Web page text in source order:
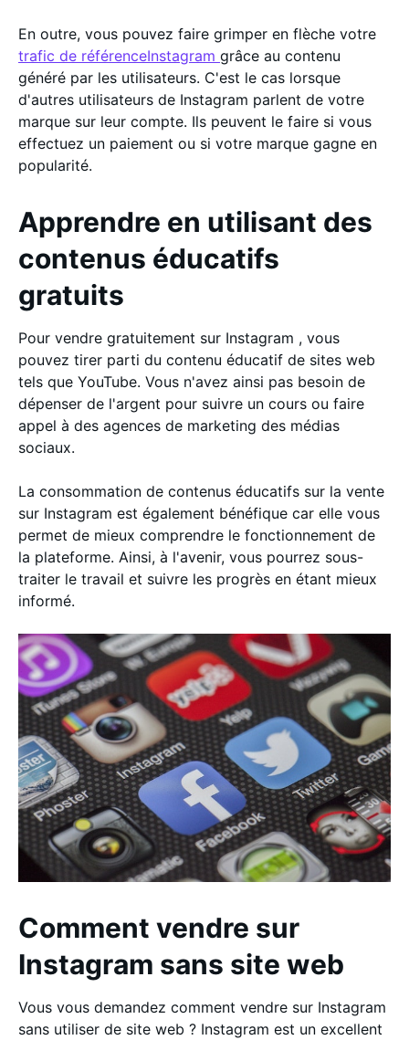
En outre, vous pouvez faire grimper en flèche votre
trafic de référenceInstagram grâce au contenu
généré par les utilisateurs. C'est le cas lorsque
d'autres utilisateurs de Instagram parlent de votre
marque sur leur compte. Ils peuvent le faire si vous
effectuez un paiement ou si votre marque gagne en
popularité.
Apprendre en utilisant des
contenus éducatifs
gratuits
Pour vendre gratuitement sur Instagram , vous
pouvez tirer parti du contenu éducatif de sites web
tels que YouTube. Vous n'avez ainsi pas besoin de
dépenser de l'argent pour suivre un cours ou faire
appel à des agences de marketing des médias
sociaux.
La consommation de contenus éducatifs sur la vente
sur Instagram est également bénéfique car elle vous
permet de mieux comprendre le fonctionnement de
la plateforme. Ainsi, à l'avenir, vous pourrez sous-
traiter le travail et suivre les progrès en étant mieux
informé.
Comment vendre sur
Instagram sans site web
Vous vous demandez comment vendre sur Instagram
sans utiliser de site web ? Instagram est un excellent